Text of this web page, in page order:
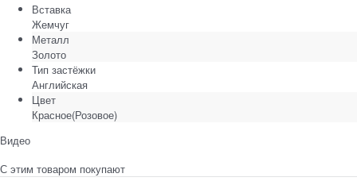
Вставка
Жемчуг
Металл
Золото
Тип застёжки
Английская
Цвет
Красное(Розовое)
Видео
С этим товаром покупают